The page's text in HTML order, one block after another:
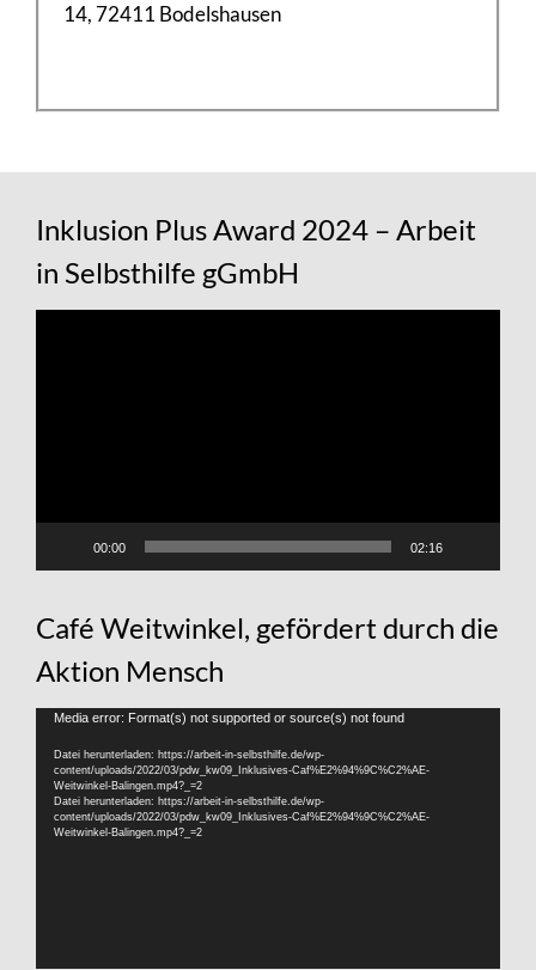
14, 72411 Bodelshausen
Inklusion Plus Award 2024 – Arbeit
in Selbsthilfe gGmbH
00:00 02:16
Café Weitwinkel, gefördert durch die
Aktion Mensch
Video-
Media error: Format(s) not supported or source(s) not found
Datei herunterladen: https://arbeit-in-selbsthilfe.de/wp-
content/uploads/2022/03/pdw_kw09_Inklusives-Caf%E2%94%9C%C2%AE-
Weitwinkel-Balingen.mp4?_=2
Datei herunterladen: https://arbeit-in-selbsthilfe.de/wp-
content/uploads/2022/03/pdw_kw09_Inklusives-Caf%E2%94%9C%C2%AE-
Weitwinkel-Balingen.mp4?_=2